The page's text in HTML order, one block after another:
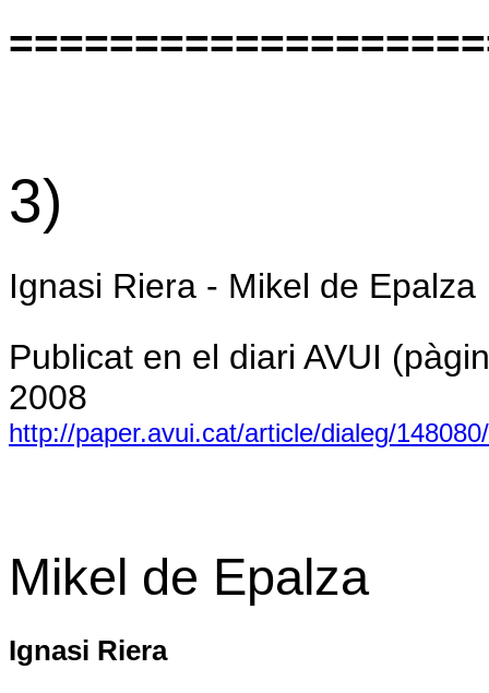
3)
Ignasi Riera - Mikel de Epalza
Publicat en el diari AVUI
2008
http://paper.avui.cat/article/dialeg/
Mikel de Epalza
Ignasi Riera